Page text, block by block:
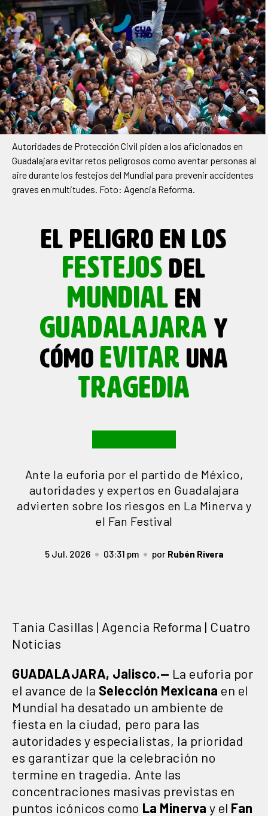
Autoridades de Protección Civil piden a los aficionados en
Guadalajara evitar retos peligrosos como aventar personas al
aire durante los festejos del Mundial para prevenir accidentes
graves en multitudes. Foto: Agencia Reforma.
EL PELIGRO EN LOS
FESTEJOS DEL
MUNDIAL EN
GUADALAJARA Y
CÓMO EVITAR UNA
TRAGEDIA
Ante la euforia por el partido de México,
autoridades y expertos en Guadalajara
advierten sobre los riesgos en La Minerva y
el Fan Festival
5 Jul, 2026 03:31 pm por Rubén Rivera
Tania Casillas | Agencia Reforma | Cuatro
Noticias
GUADALAJARA, Jalisco.— La euforia por
el avance de la Selección Mexicana en el
Mundial ha desatado un ambiente de
fiesta en la ciudad, pero para las
autoridades y especialistas, la prioridad
es garantizar que la celebración no
termine en tragedia. Ante las
concentraciones masivas previstas en
puntos icónicos como La Minerva y el Fan